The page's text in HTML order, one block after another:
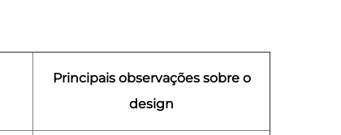
Principais observações sobre o
design